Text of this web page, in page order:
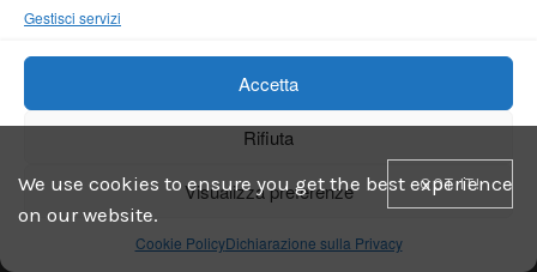
Gestisci servizi
Accetta
Rifiuta
Visualizza preferenze
Cookie PolicyDichiarazione sulla Privacy
obbligatori sono contrassegnati
GOT IT!
We use cookies to ensure you get the best experience
on our website.